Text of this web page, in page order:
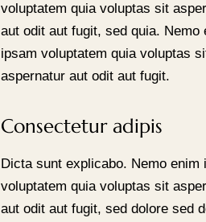
voluptatem quia voluptas sit
aut odit aut fugit, sed quia. Nemo
ipsam voluptatem quia voluptas
aspernatur aut odit aut fugit.
Consectetur adipis
Dicta sunt explicabo. Nemo enim
voluptatem quia voluptas sit
aut odit aut fugit, sed dolore sed